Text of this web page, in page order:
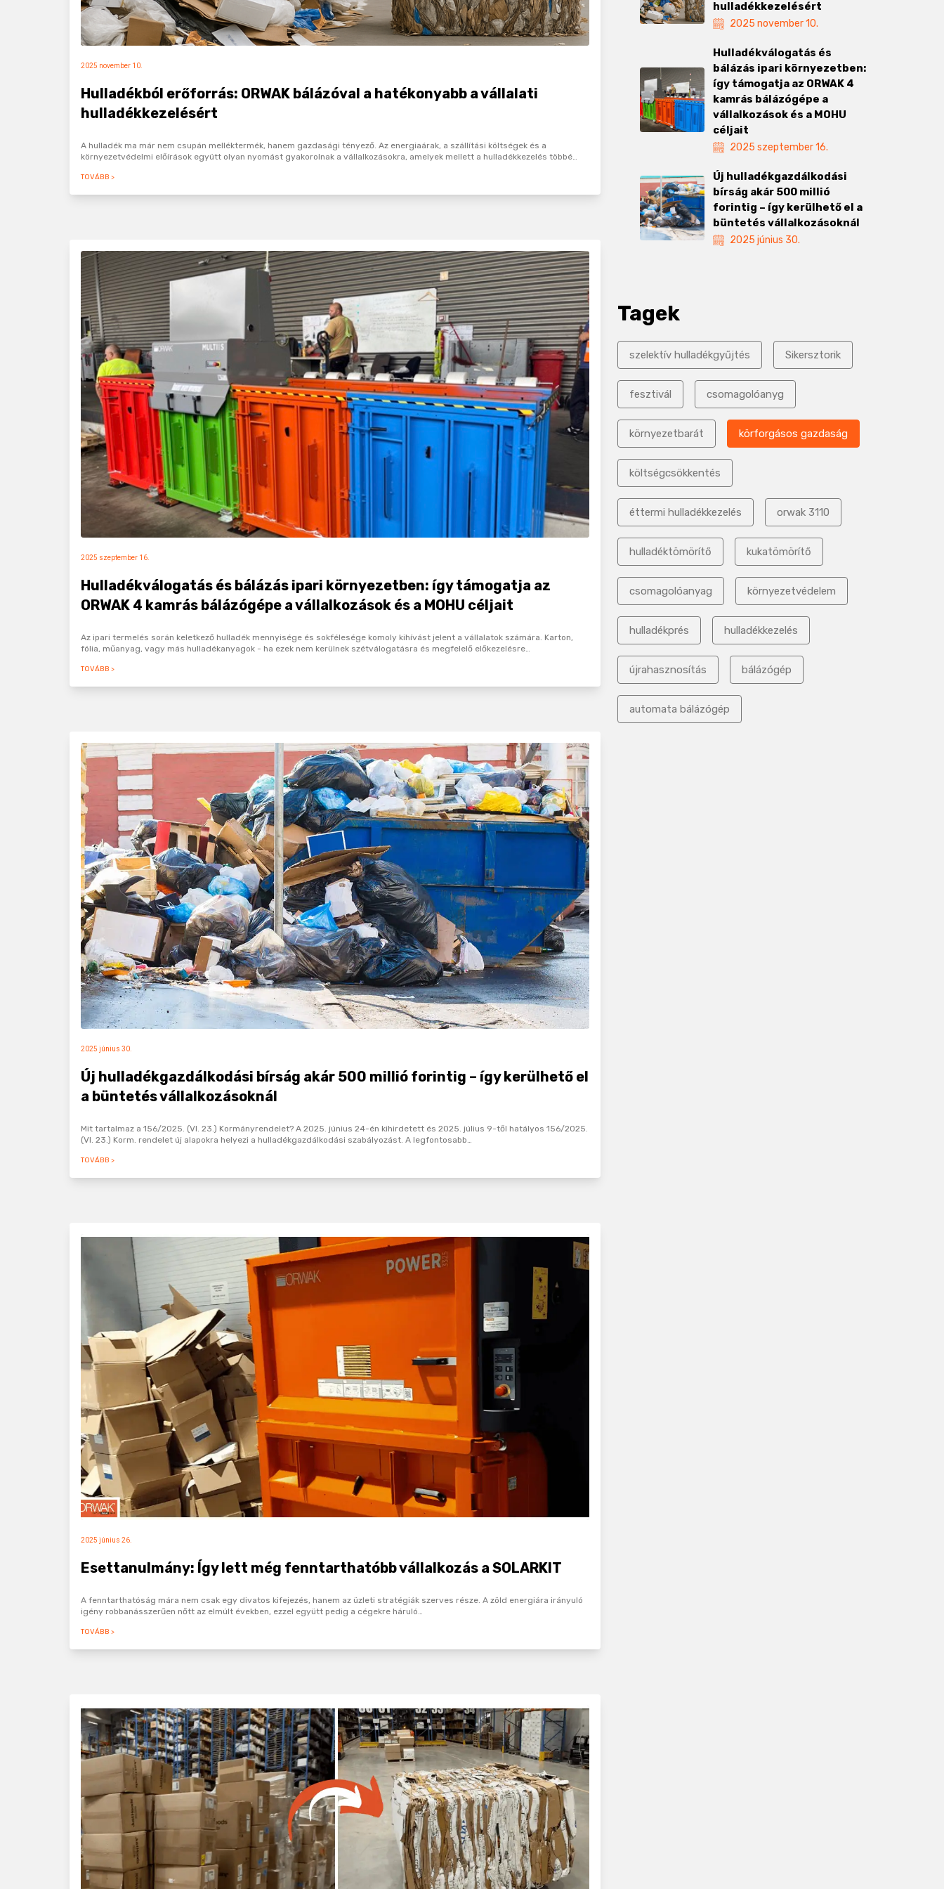
2025 november 10.
Hulladékból erőforrás: ORWAK bálázóval a hatékonyabb a vállalati
hulladékkezelésért
A hulladék ma már nem csupán melléktermék, hanem gazdasági tényező. Az energiaárak, a szállítási költségek és a
környezetvédelmi előírások együtt olyan nyomást gyakorolnak a vállalkozásokra, amelyek mellett a hulladékkezelés többé…
TOVÁBB >
2025 szeptember 16.
Hulladékválogatás és bálázás ipari környezetben: így támogatja az
ORWAK 4 kamrás bálázógépe a vállalkozások és a MOHU céljait
Az ipari termelés során keletkező hulladék mennyisége és sokfélesége komoly kihívást jelent a vállalatok számára. Karton,
fólia, műanyag, vagy más hulladékanyagok - ha ezek nem kerülnek szétválogatásra és megfelelő előkezelésre…
TOVÁBB >
2025 június 30.
Új hulladékgazdálkodási bírság akár 500 millió forintig – így kerülhető el
a büntetés vállalkozásoknál
Mit tartalmaz a 156/2025. (VI. 23.) Kormányrendelet? A 2025. június 24-én kihirdetett és 2025. július 9-től hatályos 156/2025.
(VI. 23.) Korm. rendelet új alapokra helyezi a hulladékgazdálkodási szabályozást. A legfontosabb…
TOVÁBB >
2025 június 26.
Esettanulmány: Így lett még fenntarthatóbb vállalkozás a SOLARKIT
A fenntarthatóság mára nem csak egy divatos kifejezés, hanem az üzleti stratégiák szerves része. A zöld energiára irányuló
igény robbanásszerűen nőtt az elmúlt években, ezzel együtt pedig a cégekre háruló…
TOVÁBB >
hulladékkezelésért
2025 november 10.
Hulladékválogatás és
bálázás ipari környezetben:
így támogatja az ORWAK 4
kamrás bálázógépe a
vállalkozások és a MOHU
céljait
2025 szeptember 16.
Új hulladékgazdálkodási
bírság akár 500 millió
forintig – így kerülhető el a
büntetés vállalkozásoknál
2025 június 30.
Tagek
szelektív hulladékgyűjtés Sikersztorik
fesztivál csomagolóanyg
környezetbarát körforgásos gazdaság
költségcsökkentés
éttermi hulladékkezelés orwak 3110
hulladéktömörítő kukatömörítő
csomagolóanyag környezetvédelem
hulladékprés hulladékkezelés
újrahasznosítás bálázógép
automata bálázógép